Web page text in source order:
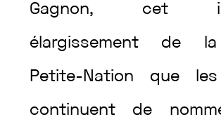
Gagnon, cet
élargissement de
Petite-Nation que
continuent de